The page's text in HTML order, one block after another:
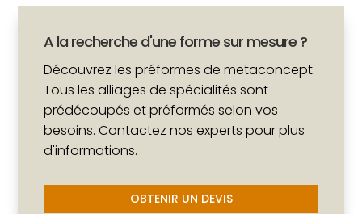
A la recherche d'une forme sur mesure ?
Découvrez les préformes de metaconcept.
Tous les alliages de spécialités sont
prédécoupés et préformés selon vos
besoins. Contactez nos experts pour plus
d'informations.
OBTENIR UN DEVIS